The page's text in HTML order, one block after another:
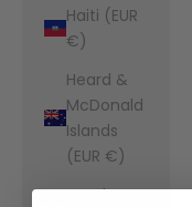
Haiti (EUR
€)
Heard &
McDonald
Islands
(EUR €)
Honduras